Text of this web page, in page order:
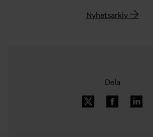
Nyhetsarkiv
Dela